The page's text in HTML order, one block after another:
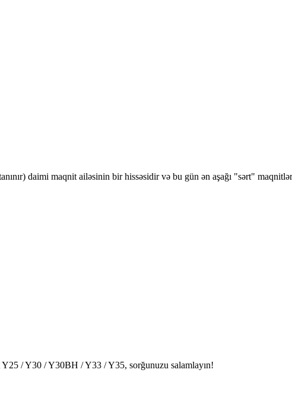
daimi maqnit ailəsinin bir hissəsidir və bu gün ən aşağı "sərt"
/ Y30 / Y30BH / Y33 / Y35, sorğunuzu salamlayın!